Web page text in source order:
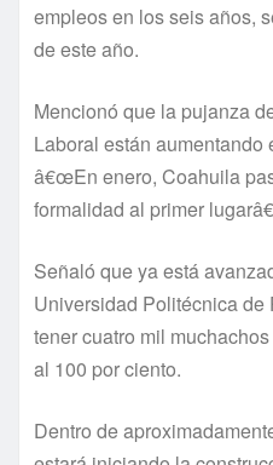
empleos en los seis años,
de este año.
Mencionó que la pujanza
Laboral están
â€œEn enero, Coahuila
formalidad al primer
Señaló que ya está
Universidad Politécnica
tener cuatro mil
al 100 por ciento.
Dentro de